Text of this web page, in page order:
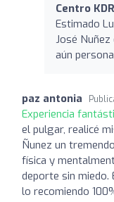
Centro
Estimado
José
aún
paz antonia
Experiencia
el pulgar, realicé
Ñunez un
física y
deporte sin miedo.
lo recomiendo